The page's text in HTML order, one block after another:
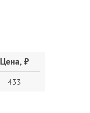
Цена, ₽
433